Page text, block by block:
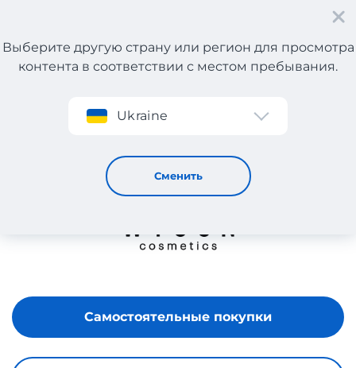
Регистрация
Выберите другую страну или регион для просмотра
контента в соответствии с местом пребывания.
Ukraine
Сменить
Wycon
Самостоятельные покупки